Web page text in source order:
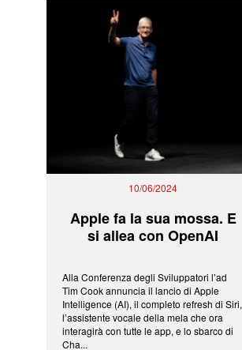
10/06/2024
Apple fa la sua mossa. E
si allea con OpenAI
Alla Conferenza degli Sviluppatori l’ad
Tim Cook annuncia il lancio di Apple
Intelligence (AI), il completo refresh di Siri,
l’assistente vocale della mela che ora
interagirà con tutte le app, e lo sbarco di
Cha...